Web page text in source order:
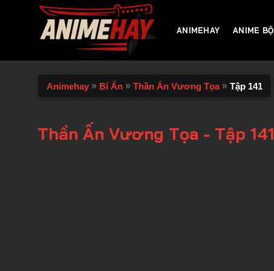
ANIMEHAY ANIME BỘ
Animehay » Bí Ẩn » Thần Ấn Vương Tọa » Tập 141
Thần Ấn Vương Tọa - Tập 141